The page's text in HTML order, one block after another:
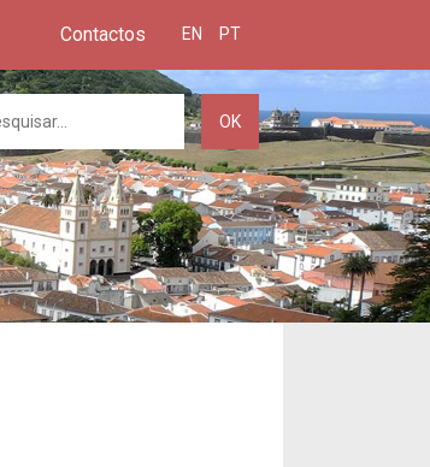
Contactos EN PT
OK